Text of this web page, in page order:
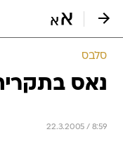
סלבס
נאס
22.3.2005 / 8:59